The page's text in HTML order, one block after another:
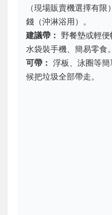
（現場販賣機選擇有
錢（沖淋浴用）。
建議帶： 野餐墊或輕
水袋裝手機、簡易零食。
可帶： 浮板、泳圈等
候把垃圾全部帶走。